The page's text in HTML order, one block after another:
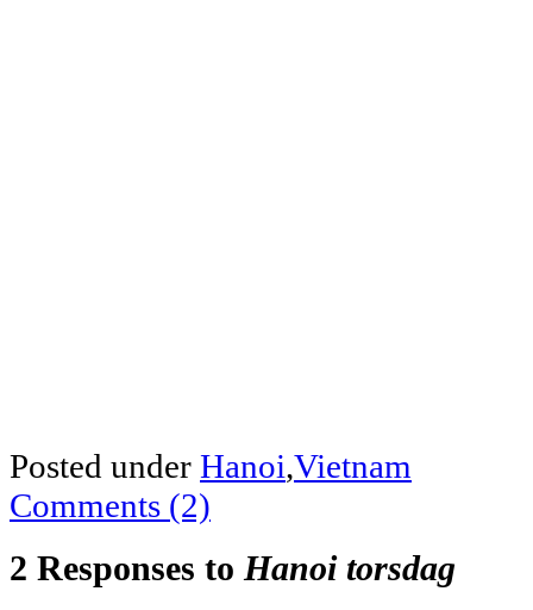
Posted under Hanoi,Vietnam
Comments (2)
2 Responses to Hanoi torsdag